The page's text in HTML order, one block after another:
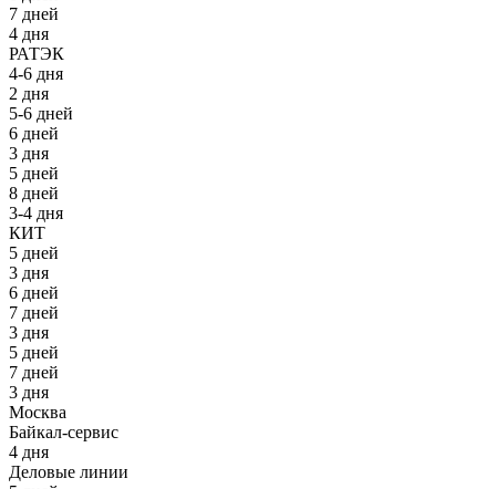
7 дней
4 дня
РАТЭК
4-6 дня
2 дня
5-6 дней
6 дней
3 дня
5 дней
8 дней
3-4 дня
КИТ
5 дней
3 дня
6 дней
7 дней
3 дня
5 дней
7 дней
3 дня
Москва
Байкал-сервис
4 дня
Деловые линии